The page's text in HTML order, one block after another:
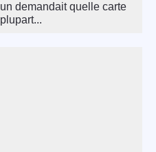
demandait quelle carte